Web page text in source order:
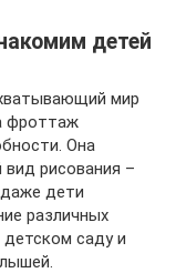
детей
мир
фроттаж
Она
рисования –
дети
различных
саду и